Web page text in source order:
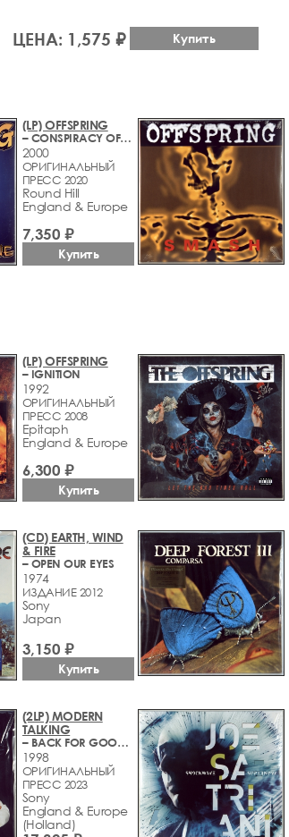
ЦЕНА: 1,575 ₽ Купить
(LP) OFFSPRING
– CONSPIRACY OF ONE
2000
ОРИГИНАЛЬНЫЙ
ПРЕСС 2020
Round Hill
England & Europe
7,350 ₽
Купить
(LP) OFFSPRING
– IGNITION
1992
ОРИГИНАЛЬНЫЙ
ПРЕСС 2008
Epitaph
England & Europe
6,300 ₽
Купить
(CD) EARTH, WIND
& FIRE
– OPEN OUR EYES
1974
ИЗДАНИЕ 2012
Sony
Japan
3,150 ₽
Купить
(2LP) MODERN
TALKING
– BACK FOR GOOD - THE 7TH ALBUM
1998
ОРИГИНАЛЬНЫЙ
ПРЕСС 2023
Sony
England & Europe
(Holland)